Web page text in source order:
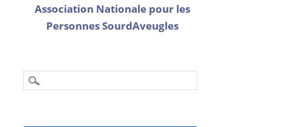
Association Nationale pour les
Personnes SourdAveugles